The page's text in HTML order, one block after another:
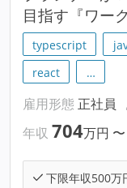
目指す『ワー
typescript
react
…
雇用形態 正社員
年収 704万円 〜
下限年収500万